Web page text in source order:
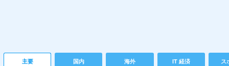
主要 国内 海外 IT 経済 ス